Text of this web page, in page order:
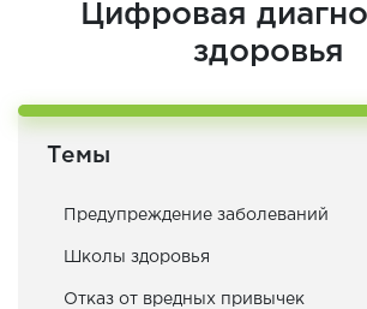
Цифровая диагностика
здоровья
Темы
Предупреждение заболеваний
Школы здоровья
Отказ от вредных привычек